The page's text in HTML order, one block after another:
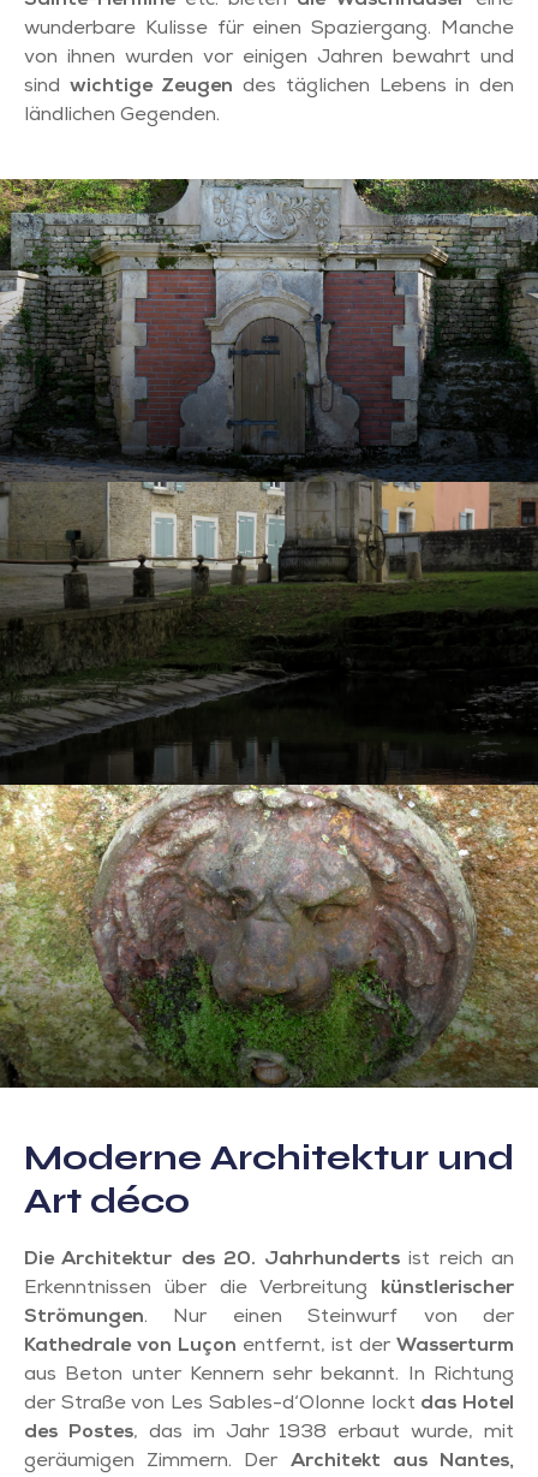
wunderbare Kulisse für einen Spaziergang. Manche
von ihnen wurden vor einigen Jahren bewahrt und
sind wichtige Zeugen des täglichen Lebens in den
ländlichen Gegenden.
Moderne Architektur und
Art déco
Die Architektur des 20. Jahrhunderts ist reich an
Erkenntnissen über die Verbreitung künstlerischer
Strömungen. Nur einen Steinwurf von der
Kathedrale von Luçon entfernt, ist der Wasserturm
aus Beton unter Kennern sehr bekannt. In Richtung
der Straße von Les Sables-d‘Olonne lockt das Hotel
des Postes, das im Jahr 1938 erbaut wurde, mit
geräumigen Zimmern. Der Architekt aus Nantes,